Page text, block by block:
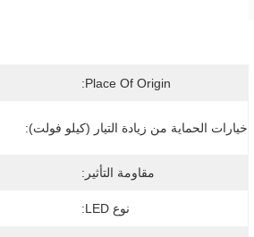
Place Of Origin:
خيارات الحماية من زيادة التيار (كيلو فولت):
مقاومة التأثير:
نوع LED: